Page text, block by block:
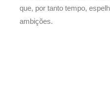
que, por tanto tempo,
ambições.